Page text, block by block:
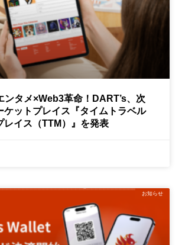
ンタメ×Web3革命！DART’s、次
ケットプレイス『タイムトラベル
レイス（TTM）』を発表
お知らせ